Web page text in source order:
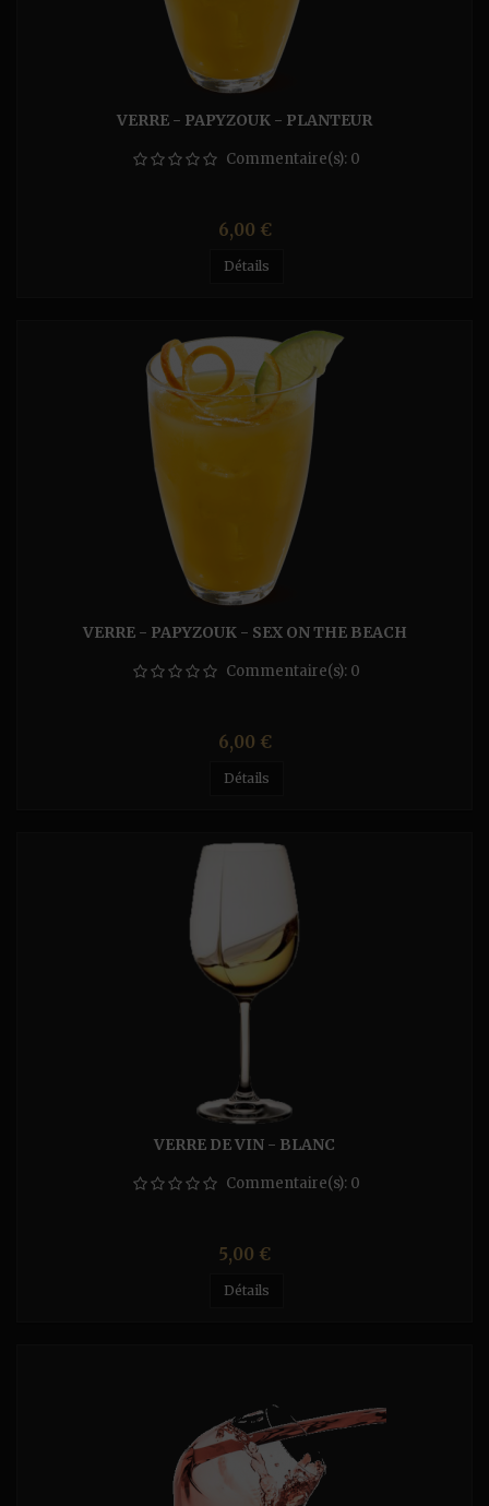
VERRE - PAPYZOUK - PLANTEUR
Commentaire(s): 0
Prix
6,00 €
Détails
VERRE - PAPYZOUK - SEX ON THE BEACH
Commentaire(s): 0
Prix
6,00 €
Détails
VERRE DE VIN - BLANC
Commentaire(s): 0
Prix
5,00 €
Détails